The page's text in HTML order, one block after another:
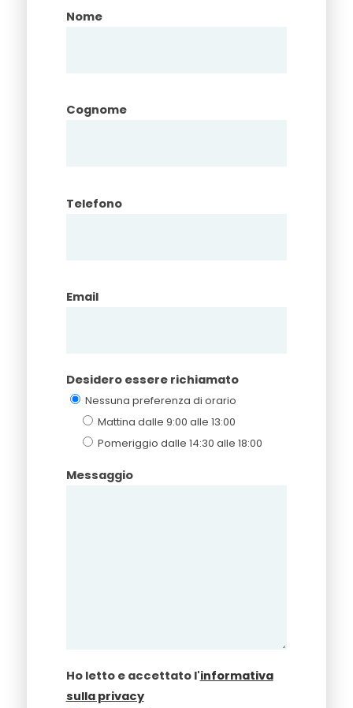
Nome
Cognome
Telefono
Email
Desidero essere richiamato
Nessuna preferenza di orario
Mattina dalle 9:00 alle 13:00
Pomeriggio dalle 14:30 alle 18:00
Messaggio
Ho letto e accettato l'informativa
sulla privacy